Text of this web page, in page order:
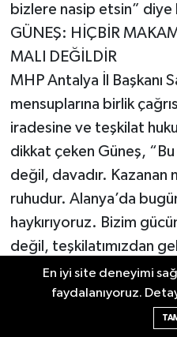
bizlere nasip etsin” diye
GÜNEŞ: HİÇBİR
MALI DEĞİLDİR
MHP Antalya İl Başkanı
mensuplarına birlik
iradesine ve teşkilat
dikkat çeken Güneş,
değil, davadır.
ruhudur. Alanya’da
haykırıyoruz. Bizim
değil, teşkilatımızdan
şahıslar değil,
heveslerimiz değil,
iradedir. Ülkücülük
En iyi site deneyimi
faydalanıyoruz.